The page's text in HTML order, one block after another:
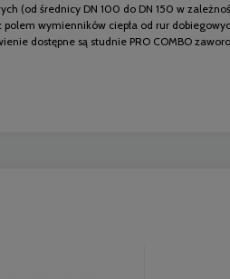
(od średnicy DN 100 do DN 150 w
wymienników ciepła od rur
dostępne są studnie PRO COMBO